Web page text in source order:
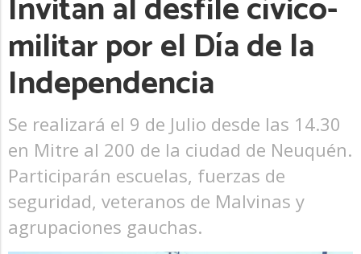
militar por el Día de la
Independencia
Se realizará el 9 de Julio desde las 14.30
en Mitre al 200 de la ciudad de Neuquén.
Participarán escuelas, fuerzas de
seguridad, veteranos de Malvinas y
agrupaciones gauchas.